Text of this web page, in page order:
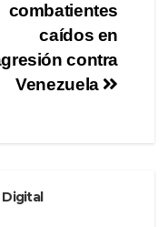
combatientes
caídos en
contra
Venezuela